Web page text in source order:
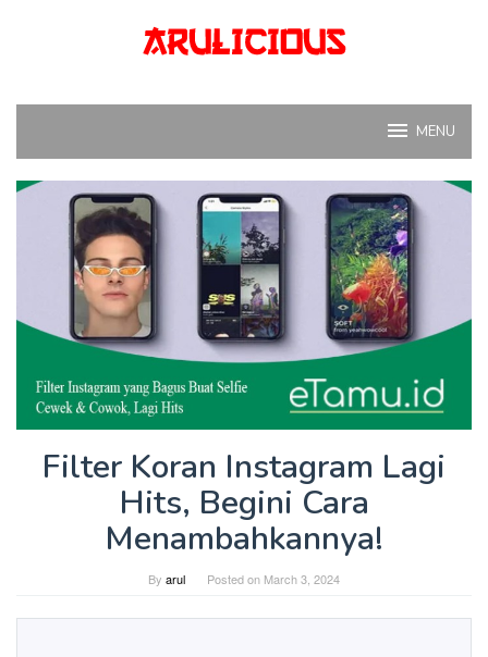
MENU
Filter Koran Instagram Lagi
Hits, Begini Cara
Menambahkannya!
By arul Posted on March 3, 2024